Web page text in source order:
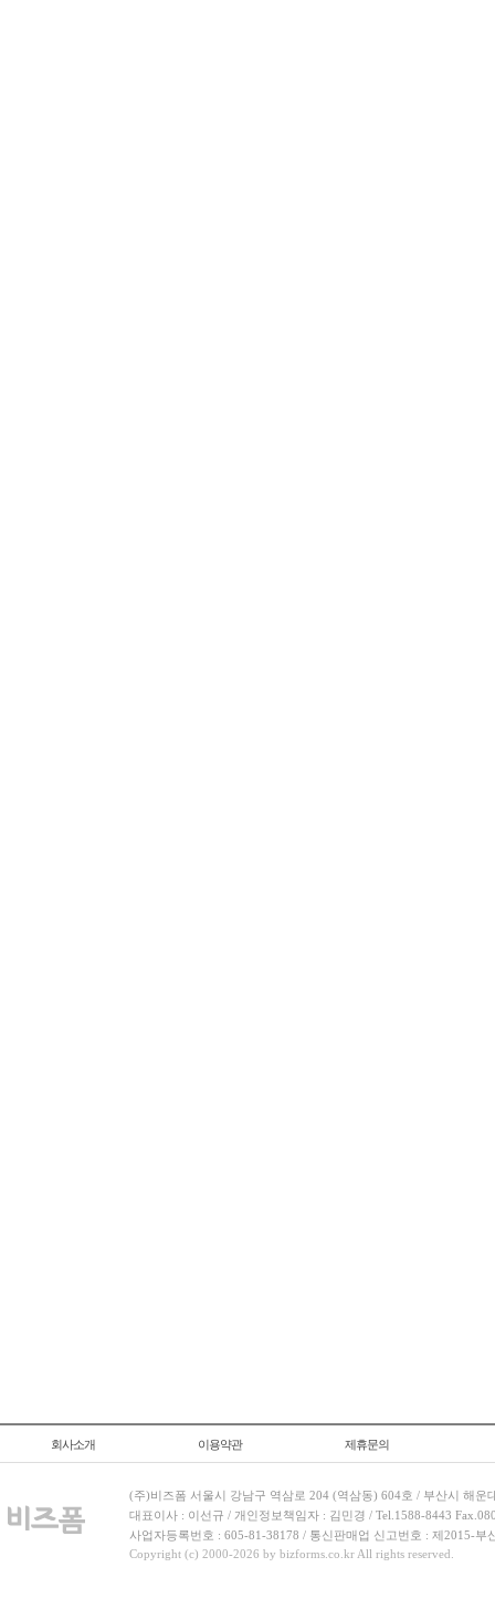
회사소개 이용약관 제휴문의
(주)비즈폼 서울시 강남구 역삼로 204 (역삼동) 604호 / 부산시 해운
대표이사 : 이선규 / 개인정보책임자 : 김민경 / Tel.1588-8443
사업자등록번호 : 605-81-38178 / 통신판매업 신고번호 : 제2015-부
Copyright (c) 2000-2026 by bizforms.co.kr All rights reserved.